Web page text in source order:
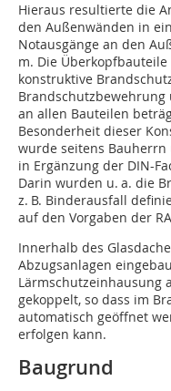
Hieraus resultierte die
den Außenwänden in
Notausgänge an den
m. Die
konstruktive
an allen Bauteilen
Besonderheit dieser
wurde seitens
in Ergänzung der DIN-
Darin wurden u. a. die
z. B. Binderausfall
auf den Vorgaben der
Innerhalb des
Abzugsanlagen
Lärmschutzeinhausung
gekoppelt, so dass im
automatisch geöffnet
erfolgen kann.
Baugrund